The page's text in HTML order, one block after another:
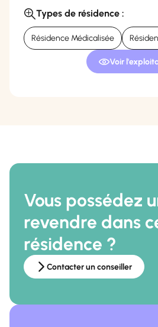
Types de résidence :
Résidence Médicalisée
Voir
Vous possédez
revendre dans
résidence ?
Contacter un conseiller